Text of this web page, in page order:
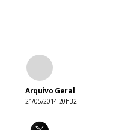
Arquivo Geral
21/05/2014 20h32